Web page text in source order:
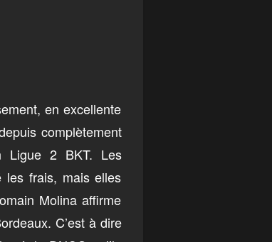
en excellente
complètement
Ligue 2 BKT. Les
les frais, mais elles
Molina affirme
C’est à dire